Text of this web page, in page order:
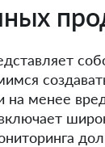
менее